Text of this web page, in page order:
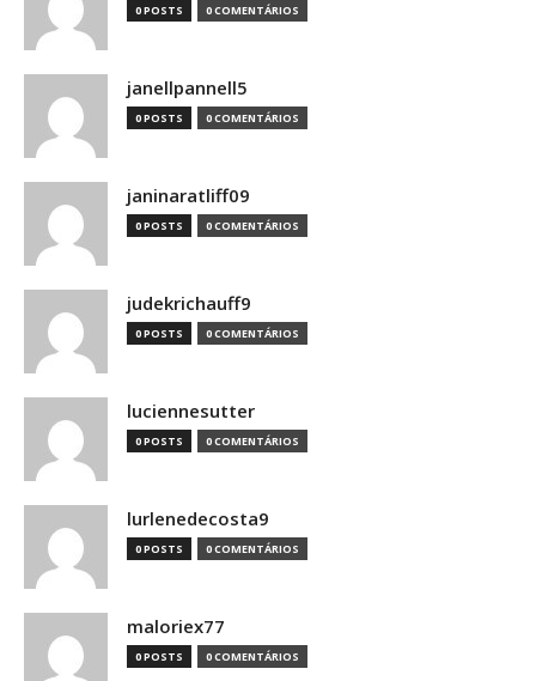
0 POSTS 0 COMENTÁRIOS
janellpannell5
0 POSTS 0 COMENTÁRIOS
janinaratliff09
0 POSTS 0 COMENTÁRIOS
judekrichauff9
0 POSTS 0 COMENTÁRIOS
luciennesutter
0 POSTS 0 COMENTÁRIOS
lurlenedecosta9
0 POSTS 0 COMENTÁRIOS
maloriex77
0 POSTS 0 COMENTÁRIOS